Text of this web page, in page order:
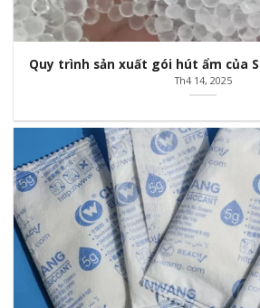
Quy trình sản xuất gói hút ẩm của
Th4 14, 2025